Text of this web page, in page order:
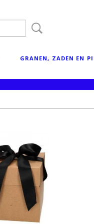
GRANEN, ZADEN EN